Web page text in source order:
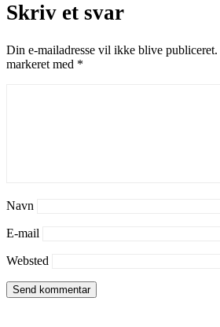
Skriv et svar
Din e-mailadresse vil ikke blive publiceret.
markeret med *
Navn
E-mail
Websted